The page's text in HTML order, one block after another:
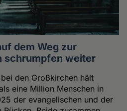
dem Weg zur
schrumpfen weiter
den Großkirchen hält
eine Million Menschen in
der evangelischen und der